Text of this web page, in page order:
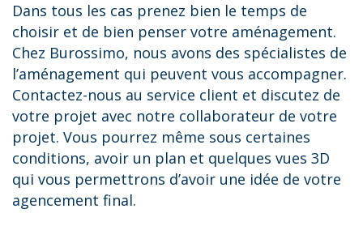
Dans tous les cas prenez bien le temps de
choisir et de bien penser votre aménagement.
Chez Burossimo, nous avons des spécialistes de
l’aménagement qui peuvent vous accompagner.
Contactez-nous au service client et discutez de
votre projet avec notre collaborateur de votre
projet. Vous pourrez même sous certaines
conditions, avoir un plan et quelques vues 3D
qui vous permettrons d’avoir une idée de votre
agencement final.